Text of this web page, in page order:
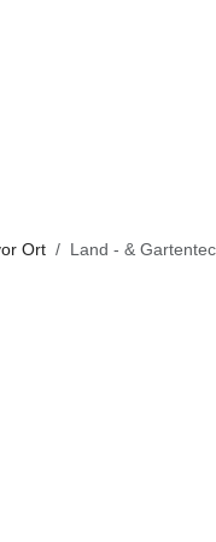
Ort Land - &